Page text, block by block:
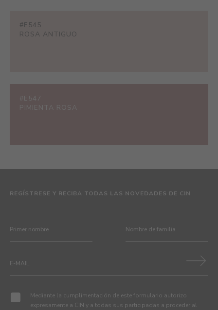
#E545
ROSA ANTIGUO
#E547
PIMIENTA ROSA
REGÍSTRESE Y RECIBA TODAS LAS NOVEDADES DE CIN
Mediante la cumplimentación de este formulario autorizo
expresamente a CIN y a todas sus participadas a proceder al